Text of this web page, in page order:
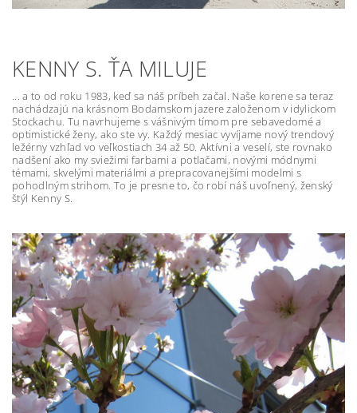
KENNY S. ŤA MILUJE
... a to od roku 1983, keď sa náš príbeh začal. Naše korene sa teraz
nachádzajú na krásnom Bodamskom jazere založenom v idylickom
Stockachu. Tu navrhujeme s vášnivým tímom pre sebavedomé a
optimistické ženy, ako ste vy. Každý mesiac vyvíjame nový trendový
ležérny vzhľad vo veľkostiach 34 až 50. Aktívni a veselí, ste rovnako
nadšení ako my sviežimi farbami a potlačami, novými módnymi
témami, skvelými materiálmi a prepracovanejšími modelmi s
pohodlným strihom. To je presne to, čo robí náš uvoľnený, ženský
štýl Kenny S.